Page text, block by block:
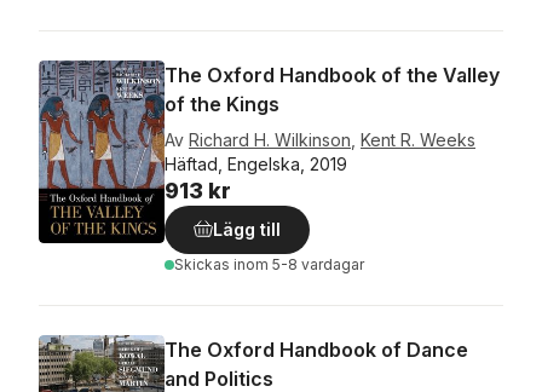
The Oxford Handbook of the Valley
of the Kings
Av Richard H. Wilkinson Kent R. Weeks
Häftad, Engelska, 2019
913 kr
Lägg till
Skickas inom 5-8 vardagar
The Oxford Handbook of Dance
and Politics